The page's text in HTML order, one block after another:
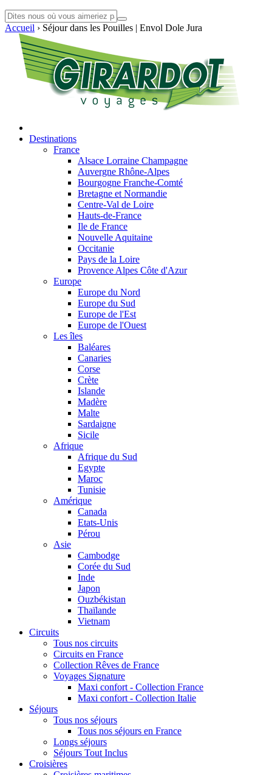
Accueil › Séjour dans les Pouilles | Envol Dole Jura
Destinations
France
Alsace Lorraine Champagne
Auvergne Rhône-Alpes
Bourgogne Franche-Comté
Bretagne et Normandie
Centre-Val de Loire
Hauts-de-France
Ile de France
Nouvelle Aquitaine
Occitanie
Pays de la Loire
Provence Alpes Côte d'Azur
Europe
Europe du Nord
Europe du Sud
Europe de l'Est
Europe de l'Ouest
Les îles
Baléares
Canaries
Corse
Crète
Islande
Madère
Malte
Sardaigne
Sicile
Afrique
Afrique du Sud
Egypte
Maroc
Tunisie
Amérique
Canada
Etats-Unis
Pérou
Asie
Cambodge
Corée du Sud
Inde
Japon
Ouzbékistan
Thaïlande
Vietnam
Circuits
Tous nos circuits
Circuits en France
Collection Rêves de France
Voyages Signature
Maxi confort - Collection France
Maxi confort - Collection Italie
Séjours
Tous nos séjours
Tous nos séjours en France
Longs séjours
Séjours Tout Inclus
Croisières